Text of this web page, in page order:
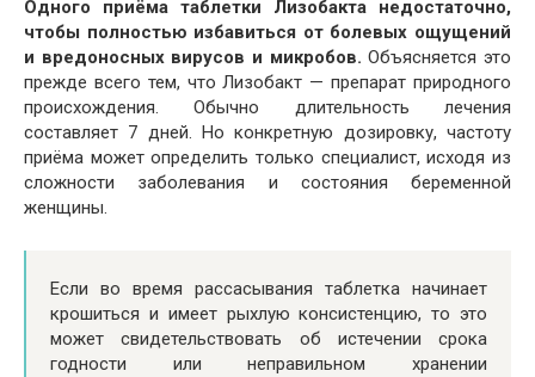
Одного приёма таблетки Лизобакта недостаточно,
чтобы полностью избавиться от болевых ощущений
и вредоносных вирусов и микробов. Объясняется это
прежде всего тем, что Лизобакт — препарат природного
происхождения. Обычно длительность лечения
составляет 7 дней. Но конкретную дозировку, частоту
приёма может определить только специалист, исходя из
сложности заболевания и состояния беременной
женщины.
Если во время рассасывания таблетка начинает
крошиться и имеет рыхлую консистенцию, то это
может свидетельствовать об истечении срока
годности или неправильном хранении